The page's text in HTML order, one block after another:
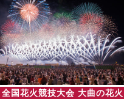
全国花火競技大会 大曲の花火